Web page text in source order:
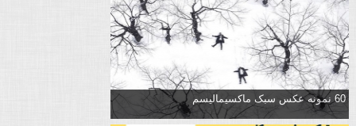
60 نمونه عکس سبک ماکسیمالیسم